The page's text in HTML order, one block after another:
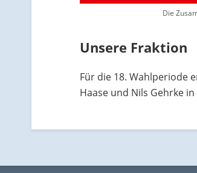
Die
Unsere Fraktion
Für die 18. Wahlperiode
Haase und Nils Gehrke